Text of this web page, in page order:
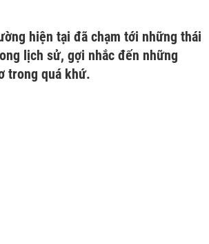
hiện tại đã chạm tới những thái
lịch sử, gợi nhắc đến những
trong quá khứ.